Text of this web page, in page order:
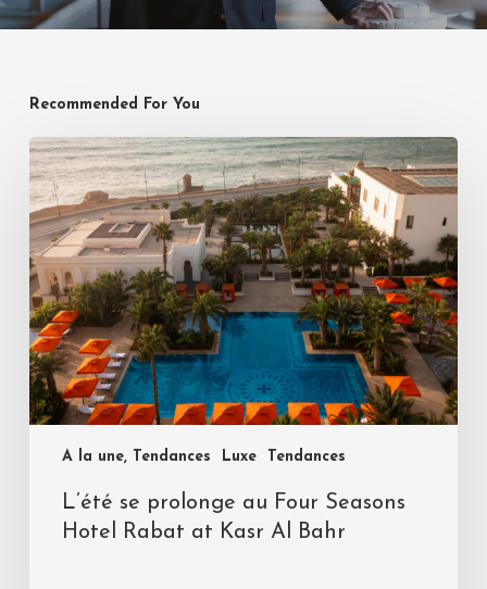
Recommended For You
A la une, Tendances Luxe Tendances
L’été se prolonge au Four Seasons
Hotel Rabat at Kasr Al Bahr